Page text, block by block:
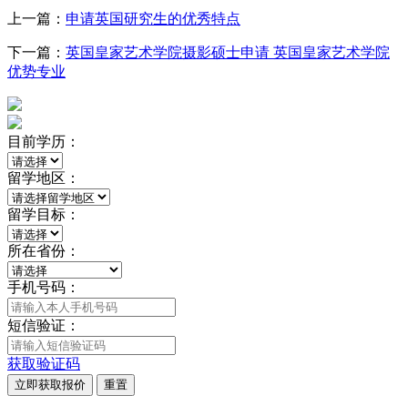
上一篇： 申请英国研究生的优秀特点
下一篇： 英国皇家艺术学院摄影硕士申请 英国皇家艺术学院
优势专业
目前学历：
留学地区：
留学目标：
所在省份：
手机号码：
短信验证：
获取验证码
立即获取报价 重置